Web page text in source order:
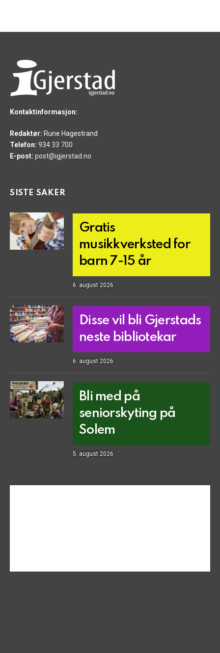
Kontaktinformasjon:
Redaktør: Rune Hagestrand
Telefon: 934 33 700
E-post: post@igjerstad.no
SISTE SAKER
Gratis
musikkverksted for
barn 7-15 år
6. august 2026
Disse vil bli Gjerstads
neste bibliotekar
6. august 2026
Bli med på
seniorskyting på
Solem
5. august 2026